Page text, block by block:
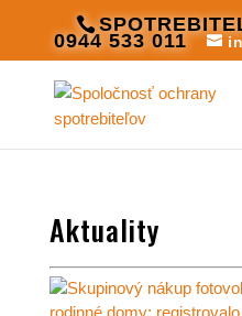
0944 533 011
Aktuality